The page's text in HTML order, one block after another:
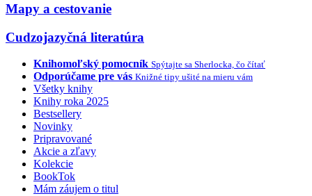
Mapy a cestovanie
Cudzojazyčná literatúra
Knihomoľský pomocník Spýtajte sa Sherlocka, čo čítať
Odporúčame pre vás Knižné tipy ušité na mieru vám
Všetky knihy
Knihy roka 2025
Bestsellery
Novinky
Pripravované
Akcie a zľavy
Kolekcie
BookTok
Mám záujem o titul